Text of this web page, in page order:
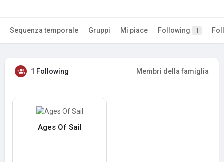
Sequenza temporale Gruppi Mi piace Following 1
1 Following Membri della famiglia
Ages Of Sail